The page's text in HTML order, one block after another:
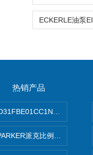
热销产品
派克比例阀 柱塞泵